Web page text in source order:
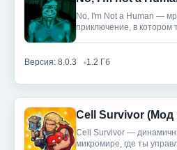
No, I'm Not a Human —
приключение, в котором
Версия: 8.0.3 1.2 Гб
Cell Survivor
Cell Survivor —
микромире, где ты